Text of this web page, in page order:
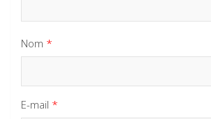
Nom *
E-mail *